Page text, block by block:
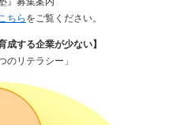
ちら をご覧ください。
成する企業が少ない】
リテラシー」